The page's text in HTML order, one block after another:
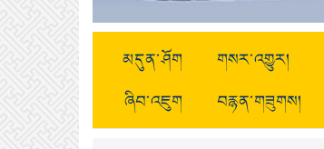
མདུན་ཤོག གསར་འགྱུར།
ཞིབ་འཇུག
བརྙན་གཟུགས།